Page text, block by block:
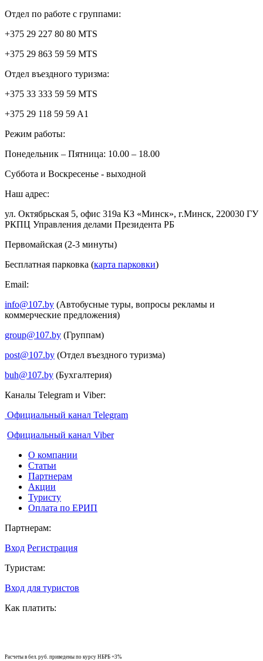
Отдел по работе с группами:
+375 29 227 80 80 MTS
+375 29 863 59 59 MTS
Отдел въездного туризма:
+375 33 333 59 59 MTS
+375 29 118 59 59 A1
Режим работы:
Понедельник – Пятница: 10.00 – 18.00
Суббота и Воскресенье - выходной
Наш адрес:
ул. Октябрьская 5, офис 319а КЗ «Минск», г.Минск, 220030 ГУ
РКПЦ Управления делами Президента РБ
Первомайская (2-3 минуты)
Бесплатная парковка (карта парковки)
Email:
info@107.by (Автобусные туры, вопросы рекламы и
коммерческие предложения)
group@107.by (Группам)
post@107.by (Отдел въездного туризма)
buh@107.by (Бухгалтерия)
Каналы Telegram и Viber:
Официальный канал Telegram
Официальный канал Viber
О компании
Статьи
Партнерам
Акции
Туристу
Оплата по ЕРИП
Партнерам:
Вход Регистрация
Туристам:
Вход для туристов
Как платить:
Расчеты в бел. руб. приведены по курсу НБРБ +3%